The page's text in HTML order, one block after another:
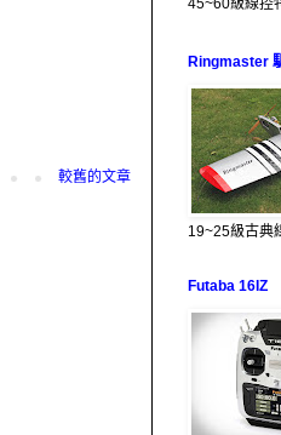
較舊的文章
45~60級線控
Ringmaster
19~25級古典
Futaba 16IZ